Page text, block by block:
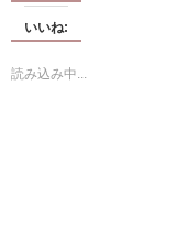
いいね:
読み込み中...